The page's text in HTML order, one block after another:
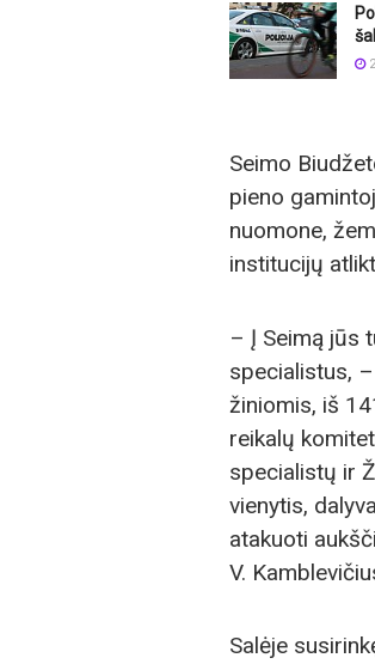
Seimo
pieno
nuomone,
institucijų
– Į Seimą jūs
specialistus,
žiniomis, iš
reikalų
specialistų ir
vienytis,
atakuoti
V.
Salėje